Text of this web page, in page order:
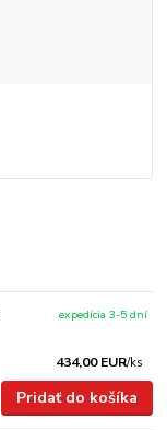
434,00 EUR/ks
expedícia 3-5 dní
Pridať do košíka